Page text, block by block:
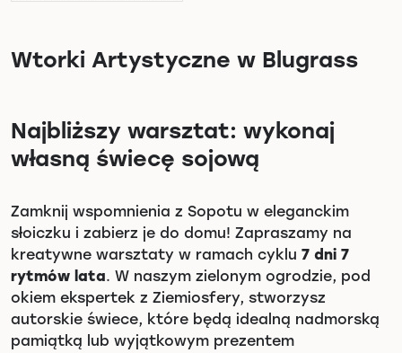
Wtorki Artystyczne w Blugrass
Najbliższy warsztat: wykonaj
własną świecę sojową
Zamknij wspomnienia z Sopotu w eleganckim
słoiczku i zabierz je do domu! Zapraszamy na
kreatywne warsztaty w ramach cyklu 7 dni 7
rytmów lata. W naszym zielonym ogrodzie, pod
okiem ekspertek z Ziemiosfery, stworzysz
autorskie świece, które będą idealną nadmorską
pamiątką lub wyjątkowym prezentem